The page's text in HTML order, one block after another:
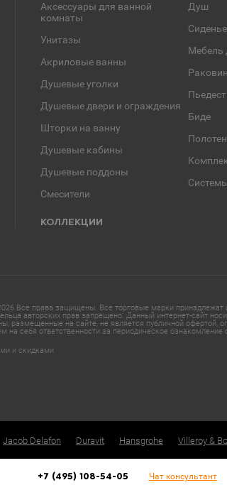
Аксессуары для ванной
комнаты
Унитазы
Акриловые ванны
Душевые уголки
Душевые двери и ограждения
Шторки на ванну
Душевые кабины
Душевые поддоны
Смесители
Душ
Мебель
Биде
КОЛЛЕКЦИИ
Все права защищены. Все торговые марки принадлежат
авторских прав запрещено. Данный интернет-сайт
размещенные на сайте, не является публичной офертой,
на себя ответственности за периодическое ознакомление
и скидками
Jacob Delafon Duravit Hansgrohe Villeroy &
+7 (495) 108-54-05 Чат консультант